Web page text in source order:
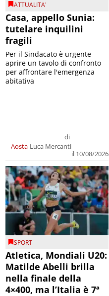
ATTUALITA'
Casa, appello Sunia:
tutelare inquilini
fragili
Aosta
di
Luca Mercanti
il 10/08/2026
Per il Sindacato è urgente
aprire un tavolo di confronto
per affrontare l'emergenza
abitativa
SPORT
Atletica, Mondiali U20:
Matilde Abelli brilla
nella finale della
4×400, ma l’Italia è 7ª